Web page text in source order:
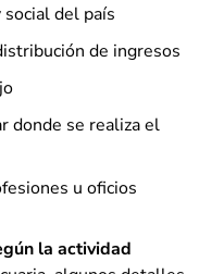
social del país
de ingresos
donde se realiza el
u oficios
la actividad